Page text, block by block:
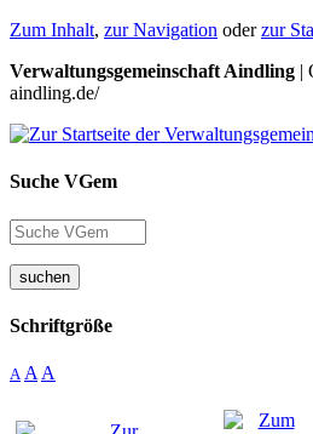
Zum Inhalt, zur Navigation oderzur
Verwaltungsgemeinschaft Aindling |
aindling.de/
Suche VGem
suchen
Schriftgröße
A A A